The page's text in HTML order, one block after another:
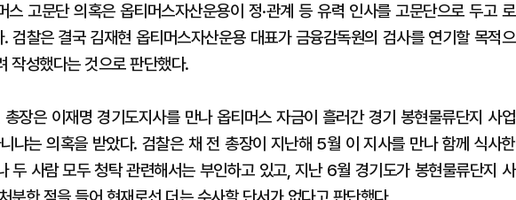
스 고문단 의혹은 옵티머스자산운용이 정·관계 등 유력 인사를 고문단으로 두고 로
검찰은 결국 김재현 옵티머스자산운용 대표가 금융감독원의 검사를 연기할 목적으
작성했다는 것으로 판단했다.
장은 이재명 경기도지사를 만나 옵티머스 자금이 흘러간 경기 봉현물류단지 사업
냐는 의혹을 받았다. 검찰은 채 전 총장이 지난해 5월 이 지사를 만나 함께 식사한
두 사람 모두 청탁 관련해서는 부인하고 있고, 지난 6월 경기도가 봉현물류단지 사